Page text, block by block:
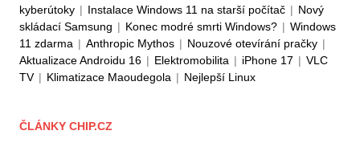
kyberútoky | Instalace Windows 11 na starší počítač | Nový
skládací Samsung | Konec modré smrti Windows? | Windows
11 zdarma | Anthropic Mythos | Nouzové otevírání pračky |
Aktualizace Androidu 16 | Elektromobilita | iPhone 17 | VLC
TV | Klimatizace Maoudegola | Nejlepší Linux
ČLÁNKY CHIP.CZ